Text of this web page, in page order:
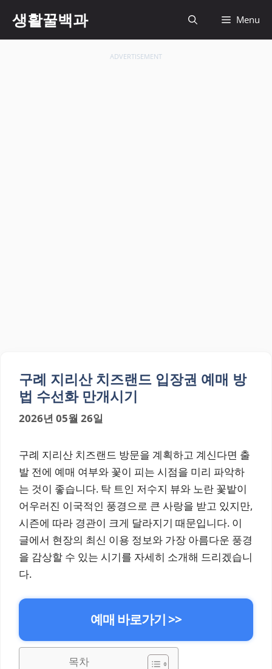
생활꿀백과 Menu
ADVERTISEMENT
구례 지리산 치즈랜드 입장권 예매 방
법 수선화 만개시기
2026년 05월 26일
구례 지리산 치즈랜드 방문을 계획하고 계신다면 출
발 전에 예매 여부와 꽃이 피는 시점을 미리 파악하
는 것이 좋습니다. 탁 트인 저수지 뷰와 노란 꽃밭이
어우러진 이국적인 풍경으로 큰 사랑을 받고 있지만,
시즌에 따라 경관이 크게 달라지기 때문입니다. 이
글에서 현장의 최신 이용 정보와 가장 아름다운 풍경
을 감상할 수 있는 시기를 자세히 소개해 드리겠습니
다.
예매 바로가기 >>
목차